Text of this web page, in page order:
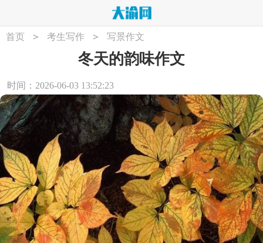
首页 > 考生写作 > 写景作文
冬天的韵味作文
时间：2026-06-03 13:52:23